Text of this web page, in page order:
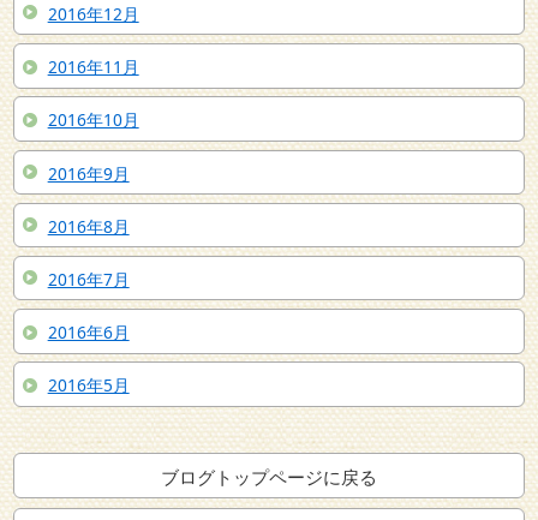
2016年12月
2016年11月
2016年10月
2016年9月
2016年8月
2016年7月
2016年6月
2016年5月
ブログトップページに戻る